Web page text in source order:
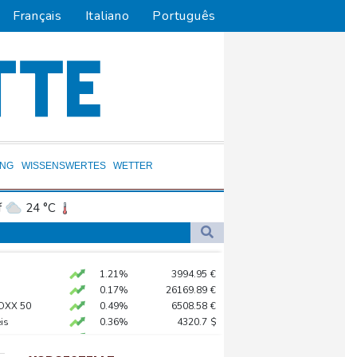
Français Italiano Português
WISSENSWERTES WETTER
24 °C
Verfolgung" vor
1.21% 3994.95 €
0.17% 26169.89 €
50
0.49% 6508.58 €
0.36% 4320.7 $
0.1%